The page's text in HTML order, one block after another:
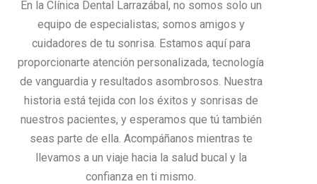
En la Clínica Dental Larrazábal, no somos solo un
equipo de especialistas; somos amigos y
cuidadores de tu sonrisa. Estamos aquí para
proporcionarte atención personalizada, tecnología
de vanguardia y resultados asombrosos. Nuestra
historia está tejida con los éxitos y sonrisas de
nuestros pacientes, y esperamos que tú también
seas parte de ella. Acompáñanos mientras te
llevamos a un viaje hacia la salud bucal y la
confianza en ti mismo.